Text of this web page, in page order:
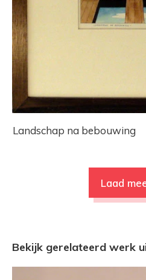
Landschap na bebouwing
Laad
Bekijk gerelateerd werk